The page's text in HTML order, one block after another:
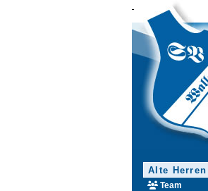
Alte Herren
Team